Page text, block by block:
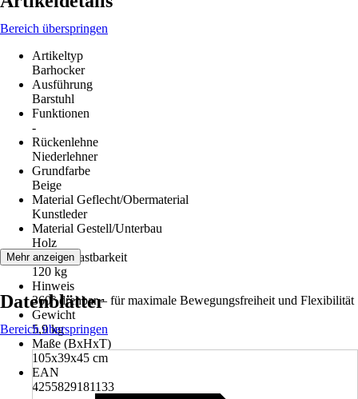
Bereich überspringen
Artikeltyp
Barhocker
Ausführung
Barstuhl
Funktionen
-
Rückenlehne
Niederlehner
Grundfarbe
Beige
Material Geflecht/Obermaterial
Kunstleder
Material Gestell/Unterbau
Holz
Max. Belastbarkeit
120 kg
Hinweis
360° drehbar – für maximale Bewegungsfreiheit und Flexibilität
Gewicht
5,9 kg
Maße (BxHxT)
105x39x45 cm
EAN
4255829181133
Mehr anzeigen
Datenblätter
Bereich überspringen